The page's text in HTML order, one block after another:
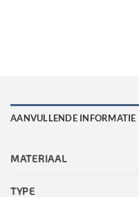
AANVULLENDE INFORMATIE
MATERIAAL
TYPE